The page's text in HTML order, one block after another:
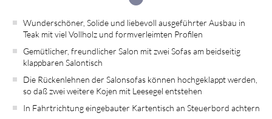
Wunderschöner, Solide und liebevoll ausgeführter Ausbau in
Teak mit viel Vollholz und formverleimten Profilen
Gemütlicher, freundlicher Salon mit zwei Sofas am beidseitig
klappbaren Salontisch
Die Rückenlehnen der Salonsofas können hochgeklappt werden,
so daß zwei weitere Kojen mit Leesegel entstehen
In Fahrtrichtung eingebauter Kartentisch an Steuerbord achtern